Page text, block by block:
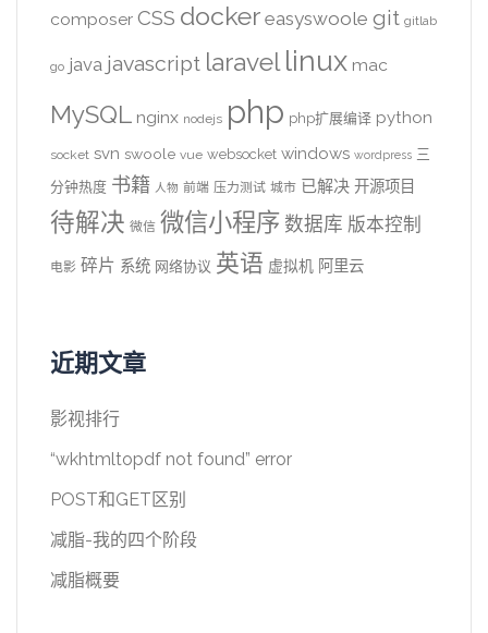
composer CSS docker easyswoole git gitlab
go java javascript laravel linux mac
MySQL nginx nodejs php php扩展编译 python
socket svn swoole vue websocket windows wordpress 三
分钟热度 书籍 人物 前端 压力测试 城市 已解决 开源项目
待解决 微信 微信小程序 数据库 版本控制
电影 碎片 系统 网络协议 英语 虚拟机 阿里云
近期文章
影视排行
“wkhtmltopdf not found” error
POST和GET区别
减脂-我的四个阶段
减脂概要